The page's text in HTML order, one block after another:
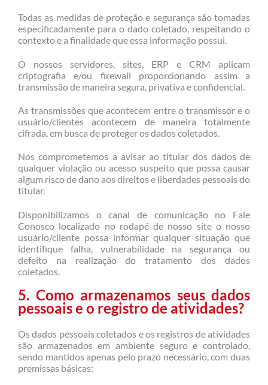
Todas as medidas de proteção e segurança são tomadas
especificadamente para o dado coletado, respeitando o
contexto e a finalidade que essa informação possui.
O nossos servidores, sites, ERP e CRM aplicam
criptografia e/ou firewall proporcionando assim a
transmissão de maneira segura, privativa e confidencial.
As transmissões que acontecem entre o transmissor e o
usuário/clientes acontecem de maneira totalmente
cifrada, em busca de proteger os dados coletados.
Nos comprometemos a avisar ao titular dos dados de
qualquer violação ou acesso suspeito que possa causar
algum risco de dano aos direitos e liberdades pessoais do
titular.
Disponibilizamos o canal de comunicação no Fale
Conosco localizado no rodapé de nosso site o nosso
usuário/cliente possa informar qualquer situação que
identifique falha, vulnerabilidade na segurança ou
defeito na realização do tratamento dos dados
coletados.
5. Como armazenamos seus dados
pessoais e o registro de atividades?
Os dados pessoais coletados e os registros de atividades
são armazenados em ambiente seguro e controlado,
sendo mantidos apenas pelo prazo necessário, com duas
premissas básicas: